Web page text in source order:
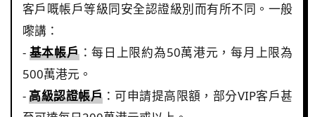
客戶嘅帳戶等級同安全認證級別而有所不同。一般
嚟講：
- 基本帳戶：每日上限約為50萬港元，每月上限為
500萬港元。
-高級認證帳戶 ：可申請提高限額，部分VIP客戶甚